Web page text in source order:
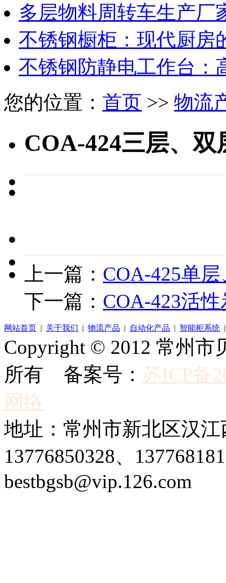
多层物料周转车生产厂
不锈钢橱柜：现代厨房
不锈钢防静电工作台：
您的位置： 首页 >> 物流
COA-424三层、双
上一篇： COA-425单
下一篇： COA-423活
网站首页 | 关于我们 | 物流产品 | 自动化产品 | 智能柜系统
Copyright © 2012 常州
所有 备案号： 苏ICP备
网络
地址：常州市新北区汉
13776850328、
bestbgsb@vip.126.com